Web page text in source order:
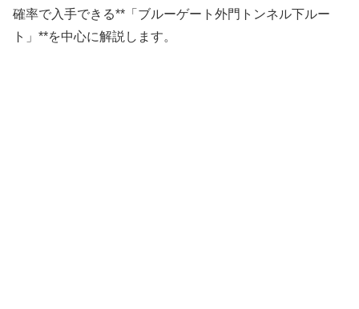
確率で入手できる**「ブルーゲート外門トンネル下ルー
ト」**を中心に解説します。